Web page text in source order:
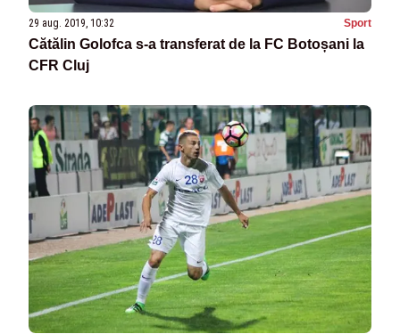
29 aug. 2019, 10:32 Sport
Cătălin Golofca s-a transferat de la FC Botoșani la
CFR Cluj